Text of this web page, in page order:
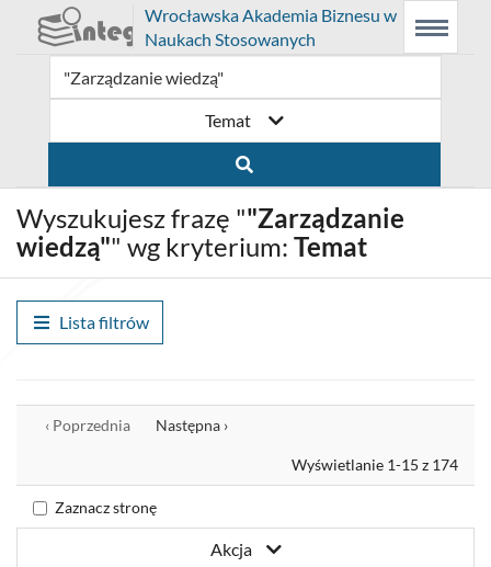
Menu
główne
Wyszukiwarka
Treść
główna
Prolib
Integro
-
główna
Wrocławska Akademia Biznesu w
Naukach Stosowanych
Menu
Temat
Wyszukujesz frazę ""Zarządzanie
wiedzą"" wg kryterium: Temat
Lista filtrów
‹ Poprzednia Następna ›
Wyświetlanie 1-15 z 174
Zaznacz stronę
Akcja